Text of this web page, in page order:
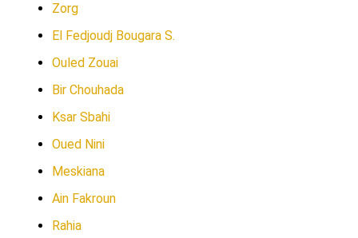
Zorg
El Fedjoudj Bougara S.
Ouled Zouai
Bir Chouhada
Ksar Sbahi
Oued Nini
Meskiana
Ain Fakroun
Rahia